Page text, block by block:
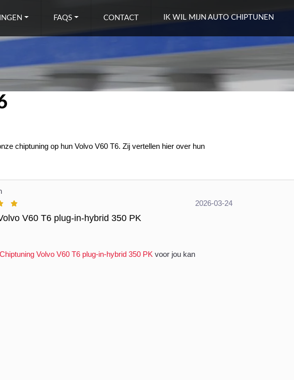
FAQS CONTACT IK WIL MIJN AUTO CHIPTUNEN
chiptuning op hun Volvo V60 T6. Zij vertellen hier over hun
2026-03-24
V60 T6 plug-in-hybrid 350 PK
Chiptuning Volvo V60 T6 plug-in-hybrid 350 PK voor jou kan